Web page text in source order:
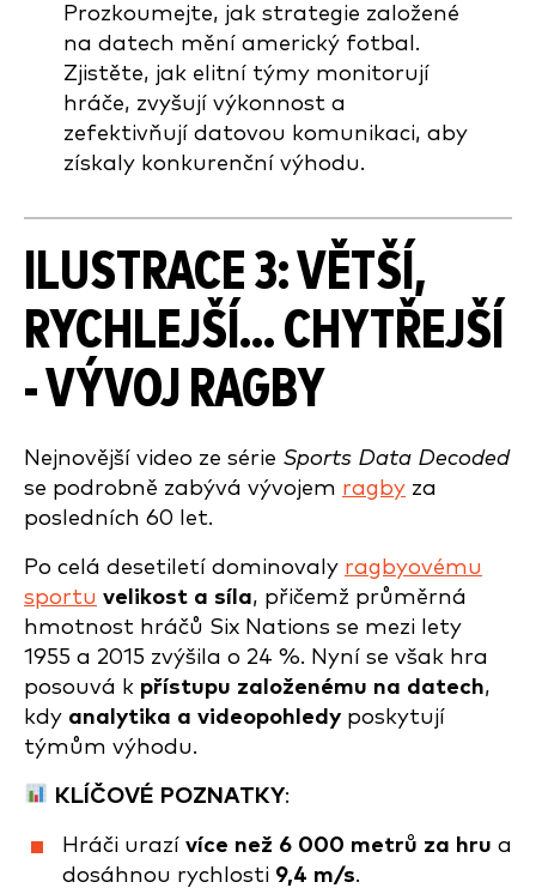
Prozkoumejte, jak strategie založené
na datech mění americký fotbal.
Zjistěte, jak elitní týmy monitorují
hráče, zvyšují výkonnost a
zefektivňují datovou komunikaci, aby
získaly konkurenční výhodu.
ILUSTRACE 3: VĚTŠÍ,
RYCHLEJŠÍ... CHYTŘEJŠÍ
- VÝVOJ RAGBY
Nejnovější video ze série Sports Data Decoded
se podrobně zabývá vývojem ragby za
posledních 60 let.
Po celá desetiletí dominovaly ragbyovému
sportu velikost a síla, přičemž průměrná
hmotnost hráčů Six Nations se mezi lety
1955 a 2015 zvýšila o 24 %. Nyní se však hra
posouvá k přístupu založenému na datech,
kdy analytika a videopohledy poskytují
týmům výhodu.
KLÍČOVÉ POZNATKY:
Hráči urazí více než 6 000 metrů za hru a
dosáhnou rychlosti 9,4 m/s.